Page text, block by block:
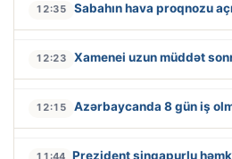
12:35 Sabahın hava proqnozu
12:23 Xamenei uzun müddət
12:15 Azərbaycanda 8 gün iş
11:44 Prezident sinqapurlu